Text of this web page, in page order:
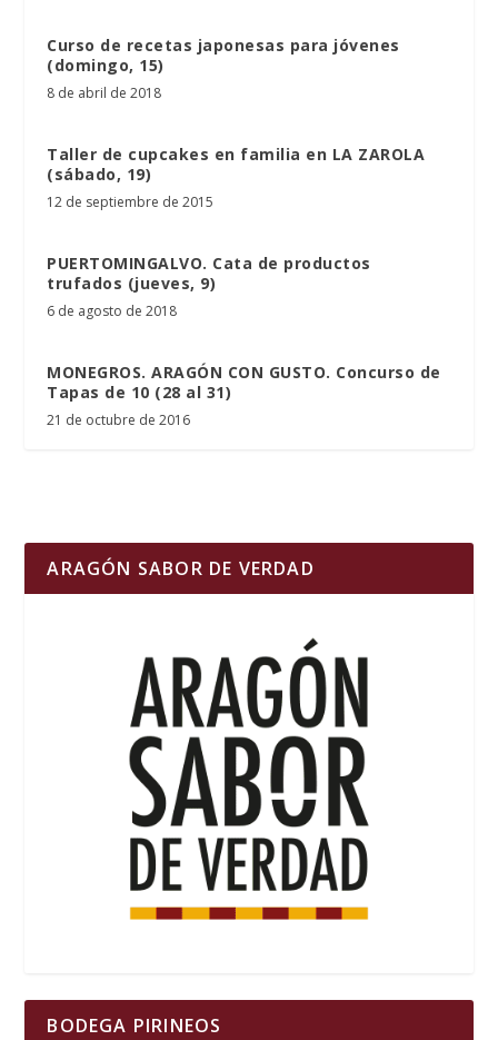
Curso de recetas japonesas para jóvenes
(domingo, 15)
8 de abril de 2018
Taller de cupcakes en familia en LA ZAROLA
(sábado, 19)
12 de septiembre de 2015
PUERTOMINGALVO. Cata de productos
trufados (jueves, 9)
6 de agosto de 2018
MONEGROS. ARAGÓN CON GUSTO. Concurso de
Tapas de 10 (28 al 31)
21 de octubre de 2016
ARAGÓN SABOR DE VERDAD
BODEGA PIRINEOS